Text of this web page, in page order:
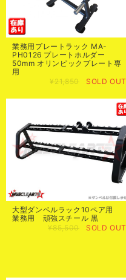
業務用プレートラック MA-
PH0126 プレートホルダー
50mm オリンピックプレート専
用
¥21,850
SOLD OUT
大型ダンベルラック10ペア用
業務用 頑強スチール 黒
¥85,500
SOLD OUT